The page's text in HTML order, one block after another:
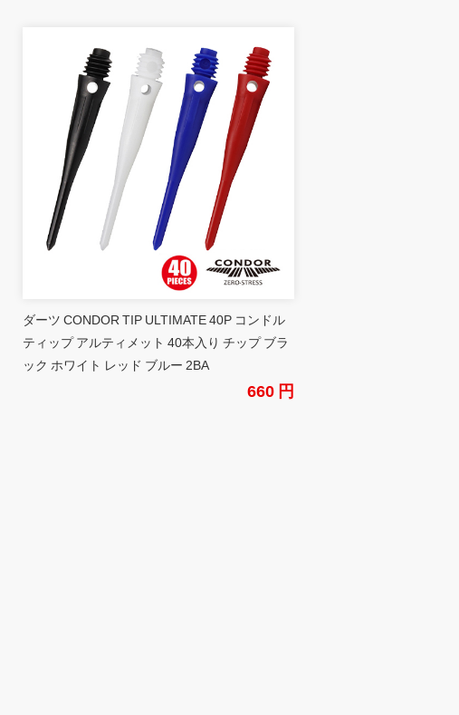
ダーツ CONDOR TIP ULTIMATE 40P コンドル
ティップ アルティメット 40本入り チップ ブラ
ック ホワイト レッド ブルー 2BA
660 円